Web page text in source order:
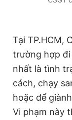
Tại TP.HCM,
trường hợp đi
nhất là tình
cách, chạy
hoặc để
Vi phạm này